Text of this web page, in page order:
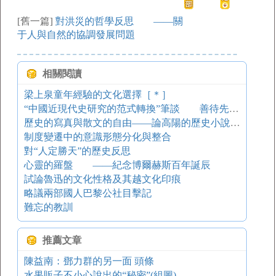
[舊一篇] 對洪災的哲學反思 ——關
于人與自然的協調發展問題
相關閱讀
梁上泉童年經驗的文化選擇［＊］
“中國近現代史研究的范式轉換”筆談 善待先人與中國近代史研究
歷史的寫真與散文的自由——論高陽的歷史小說創作
制度變遷中的意識形態分化與整合
對“人定勝天”的歷史反思
心靈的羅盤 ——紀念博爾赫斯百年誕辰
試論魯迅的文化性格及其越文化印痕
略議兩部國人巴黎公社目擊記
難忘的教訓
推薦文章
陳益南：鄧力群的另一面 頭條